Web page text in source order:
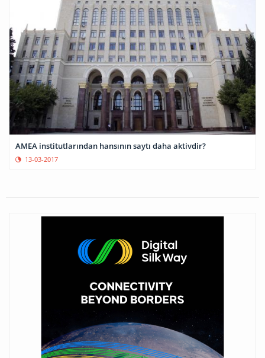
AMEA institutlarından hansının saytı daha aktivdir?
13-03-2017